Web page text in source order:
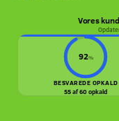
Vores
92%
BESVAREDE OPKALD
55 af 60 opkald